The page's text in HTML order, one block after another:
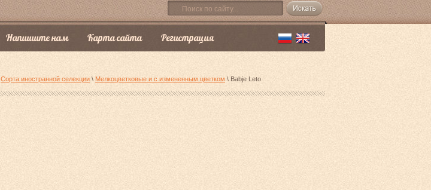
Напишите нам Карта сайта Регистрация
Сорта иностранной селекции \ Мелкоцветковые и с измененным цветком \ Babje Leto